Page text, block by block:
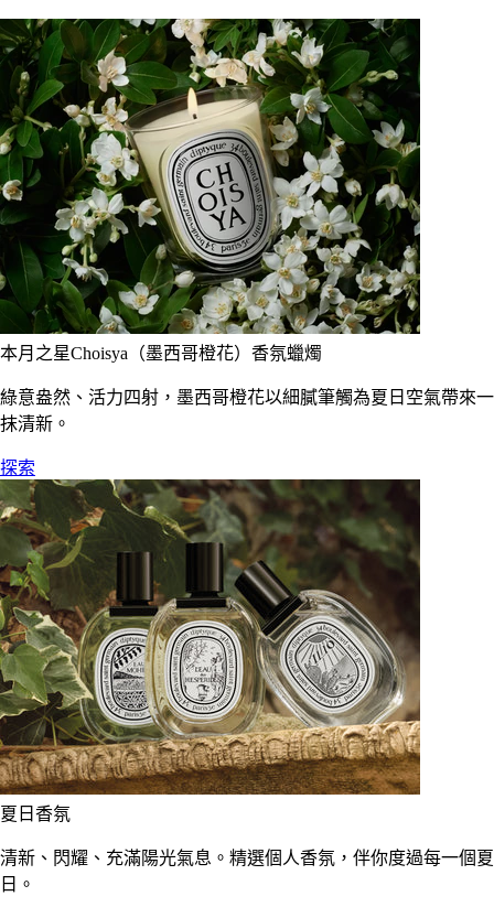
本月之星Choisya（墨西哥橙花）香氛蠟燭
綠意盎然、活力四射，墨西哥橙花以細膩筆觸為夏日空氣帶來一
抹清新。
探索
夏日香氛
清新、閃耀、充滿陽光氣息。精選個人香氛，伴你度過每一個夏
日。